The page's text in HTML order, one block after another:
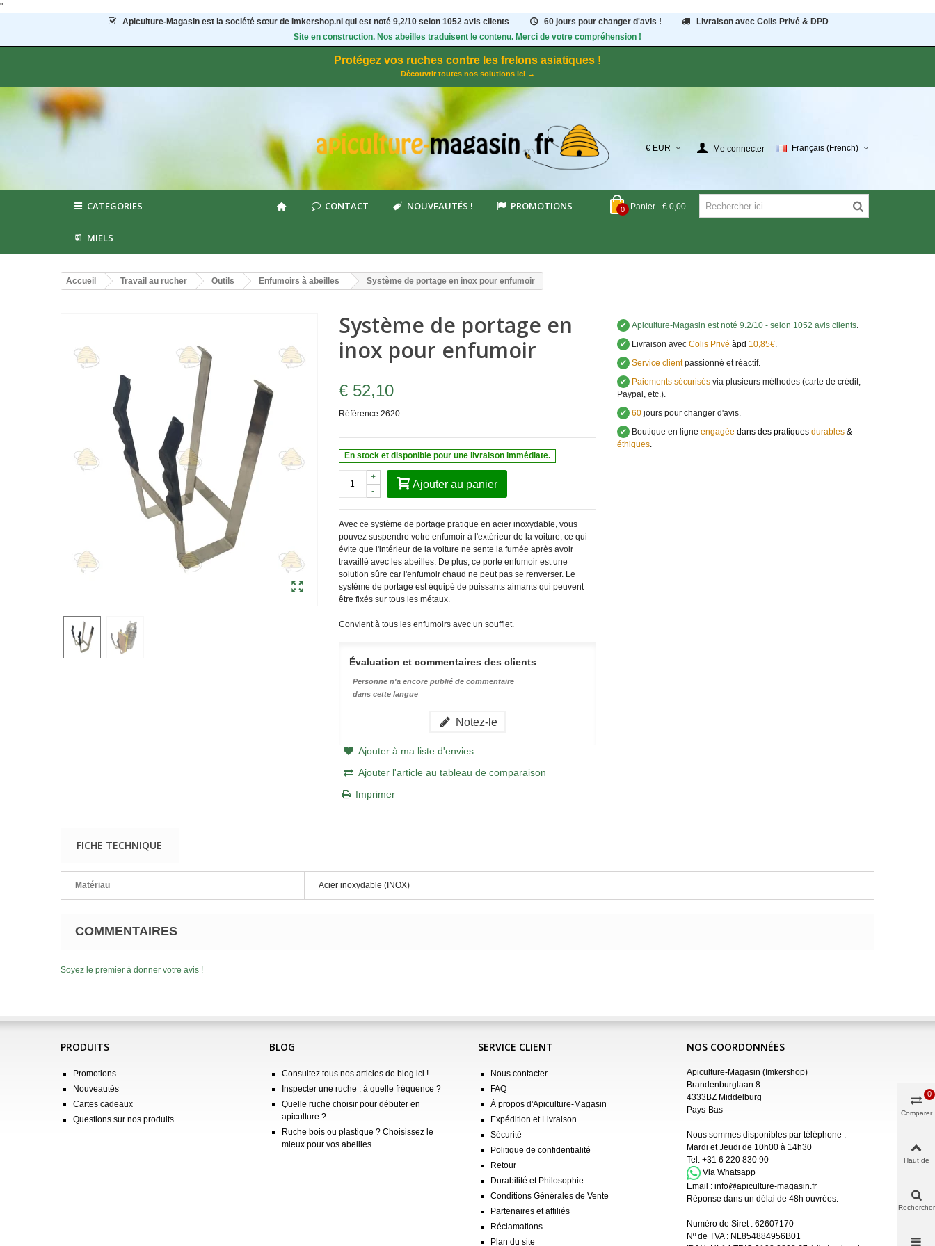
"
Apiculture-Magasin est la société sœur de Imkershop.nl qui est noté 9,2/10 selon 1052avis clients 60 jours pour changer d'avis !
Livraison avec Colis Privé & DPD
Site en construction. Nos abeilles traduisent le contenu. Merci de votre compréhension !
Protégez vos ruches contre les frelons asiatiques !
Découvrir toutes nos solutions ici →
€ EUR Me connecter Français (French)
0 Panier - € 0,00
CATEGORIES CONTACT NOUVEAUTÉS ! PROMOTIONS
MIELS
Accueil Travail au rucher Outils Enfumoirs à abeilles Système de portage en inox pour enfumoir
Système de portage en
inox pour enfumoir
€ 52,10
Référence 2620
En stock et disponible pour une livraison immédiate.
-
+
Ajouter au panier
Avec ce système de portage pratique en acier inoxydable, vous
pouvez suspendre votre enfumoir à l'extérieur de la voiture, ce qui
évite que l'intérieur de la voiture ne sente la fumée après avoir
travaillé avec les abeilles. De plus, ce porte enfumoir est une
solution sûre car l'enfumoir chaud ne peut pas se renverser. Le
système de portage est équipé de puissants aimants qui peuvent
être fixés sur tous les métaux.
Convient à tous les enfumoirs avec un soufflet.
Évaluation et commentaires des clients
Personne n'a encore publié de commentaire
dans cette langue
Notez-le
Ajouter à ma liste d'envies
Ajouter l'article au tableau de comparaison
Imprimer
✔ Apiculture-Magasin est noté 9.2/10 - selon 1052 avis clients.
✔ Livraison avecColis Privé àpd 10,85€.
✔ Service clientpassionné et réactif.
✔ Paiements sécurisésvia plusieurs méthodes (carte de crédit,
Paypal, etc.).
✔ 60jours pour changer d'avis.
✔ Boutique en ligne engagée dans des pratiques durables&
éthiques.
FICHE TECHNIQUE
Matériau Acier inoxydable (INOX)
COMMENTAIRES
Soyez le premier à donner votre avis !
PRODUITS
Promotions
Nouveautés
Cartes cadeaux
Questions sur nos produits
BLOG
Consultez tous nos articles de blog ici !
Inspecter une ruche : à quelle fréquence ?
Quelle ruche choisir pour débuter en
apiculture ?
Ruche bois ou plastique ? Choisissez le
mieux pour vos abeilles
SERVICE CLIENT
Nous contacter
FAQ
À propos d'Apiculture-Magasin
Expédition et Livraison
Sécurité
Politique de confidentialité
Retour
Durabilité et Philosophie
Conditions Générales de Vente
Partenaires et affiliés
Réclamations
Plan du site
NOS COORDONNÉES
Apiculture-Magasin (Imkershop)
Brandenburglaan 8
4333BZ Middelburg
Pays-Bas
Nous sommes disponibles par téléphone :
Mardi et Jeudi de 10h00 à 14h30
Tel: +31 6 220 830 90
Via Whatsapp
Email : info@apiculture-magasin.fr
Réponse dans un délai de 48h ouvrées.
Numéro de Siret : 62607170
Nº de TVA : NL854884956B01
Comparer
0
Haut de
Rechercher